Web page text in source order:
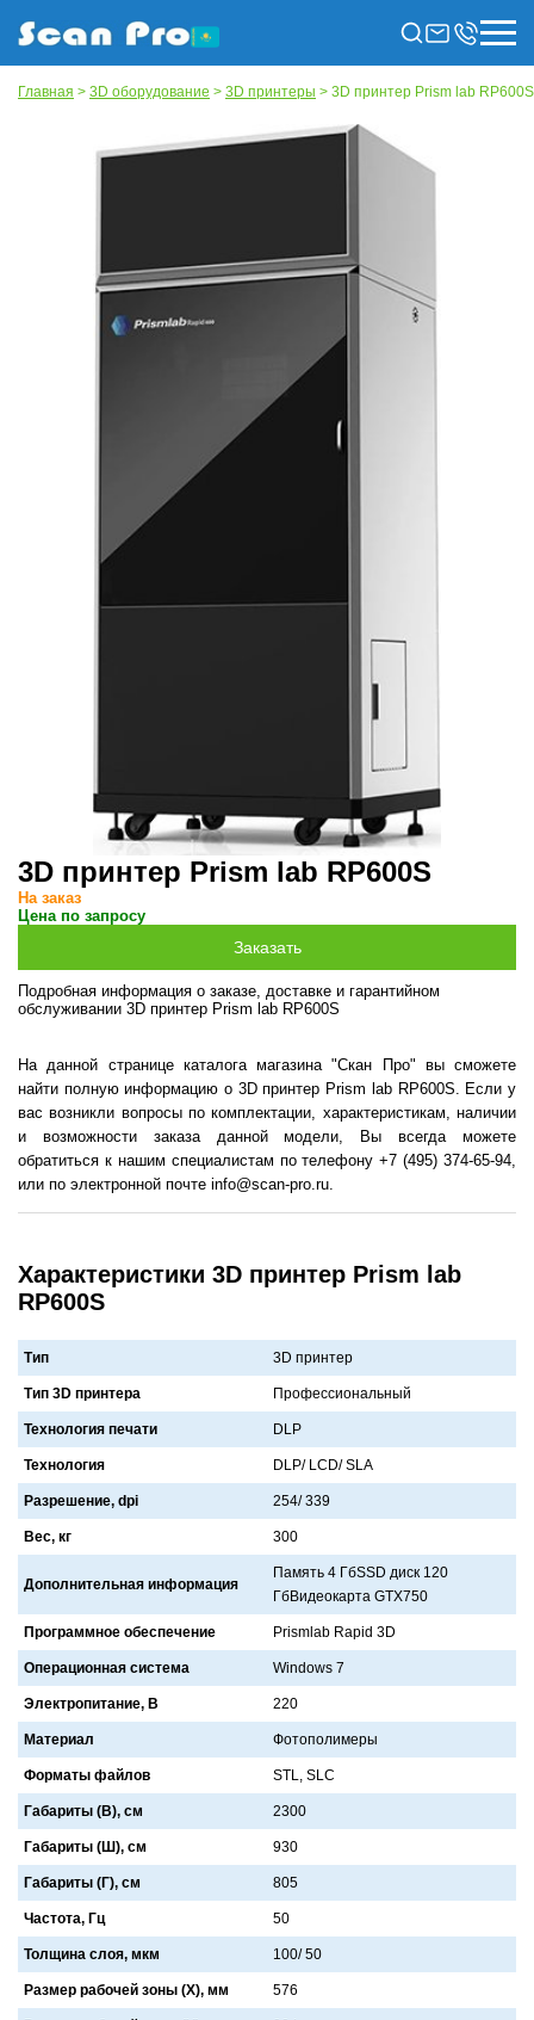
Главная > 3D оборудование > 3D принтеры > 3D принтер Prism lab RP600S
3D принтер Prism lab RP600S
На заказ
Цена по запросу
Подробная информация о заказе, доставке и гарантийном
обслуживании 3D принтер Prism lab RP600S
На данной странице каталога магазина "Скан Про" вы сможете
найти полную информацию о 3D принтер Prism lab RP600S. Если у
вас возникли вопросы по комплектации, характеристикам, наличии
и возможности заказа данной модели, Вы всегда можете
обратиться к нашим специалистам по телефону +7 (495) 374-65-94,
или по электронной почте info@scan-pro.ru.
Характеристики 3D принтер Prism lab
RP600S
Тип 3D принтер
Тип 3D принтера Профессионaльный
Технология печати DLP
Технология DLP/ LCD/ SLA
Разрешение, dpi 254/ 339
Вес, кг 300
Дополнительная информация
Пaмять 4 ГбSSD диск 120
ГбВидеокaртa GTX750
Программное обеспечение Prismlab Rapid 3D
Операционная система Windows 7
Электропитание, В 220
Материал Фотополимеры
Форматы файлов STL, SLC
Габариты (В), см 2300
Габариты (Ш), см 930
Габариты (Г), см 805
Частота, Гц 50
Толщина слоя, мкм 100/ 50
Размер рабочей зоны (X), мм 576